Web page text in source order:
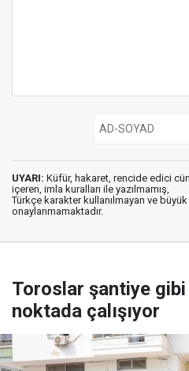
UYARI: Küfür, hakaret, rencide edici
içeren, imla kuralları ile yazılmamış,
Türkçe karakter kullanılmayan ve
onaylanmamaktadır.
Toroslar şantiye
noktada çalışıyor